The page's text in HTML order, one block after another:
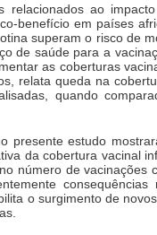
relacionados ao
benefício em países
superam o risco de
de saúde para a
as coberturas
relata queda na
quando
presente estudo
da cobertura vacinal
número de vacinações
consequências
o surgimento de